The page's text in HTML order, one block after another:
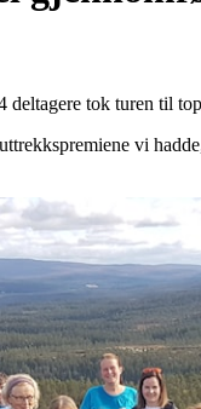
tok turen til
vi